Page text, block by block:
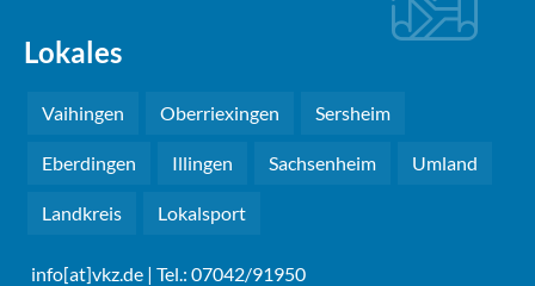
Lokales
Vaihingen Oberriexingen Sersheim
Eberdingen Illingen Sachsenheim Umland
Landkreis Lokalsport
info[at]vkz.de | Tel.: 07042/91950